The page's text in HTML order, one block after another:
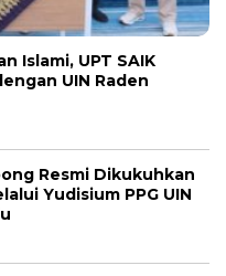
Islami, UPT SAIK
UIN Raden
Resmi Dikukuhkan
Yudisium PPG UIN